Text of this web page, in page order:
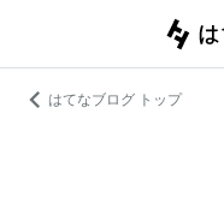
はてなブログ トップ